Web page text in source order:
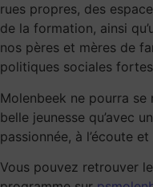
rues propres, des
de la formation, ainsi
nos pères et mères de
politiques sociales
Molenbeek ne pourra se
belle jeunesse qu’avec
passionnée, à l’écoute
Vous pouvez retrouver